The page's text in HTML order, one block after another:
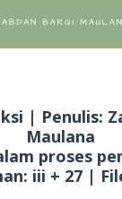
| Penulis:
Maulana
proses
iii + 27 |